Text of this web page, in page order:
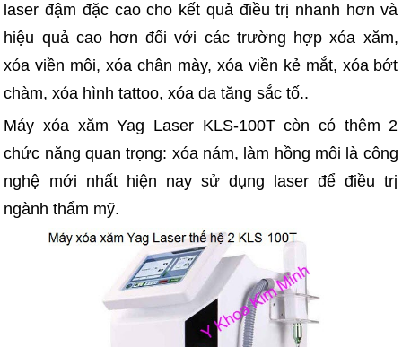
laser đậm đặc cao cho kết quả điều trị nhanh hơn và
hiệu quả cao hơn đối với các trường hợp xóa xăm,
xóa viền môi, xóa chân mày, xóa viền kẻ mắt, xóa bớt
chàm, xóa hình tattoo, xóa da tăng sắc tố..
Máy xóa xăm Yag Laser KLS-100T còn có thêm 2
chức năng quan trọng: xóa nám, làm hồng môi là công
nghệ mới nhất hiện nay sử dụng laser để điều trị
ngành thẩm mỹ.